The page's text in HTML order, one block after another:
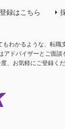
録はこちら
わかるような、転職
ドバイザーとご面談
、お気軽にご登録くだ